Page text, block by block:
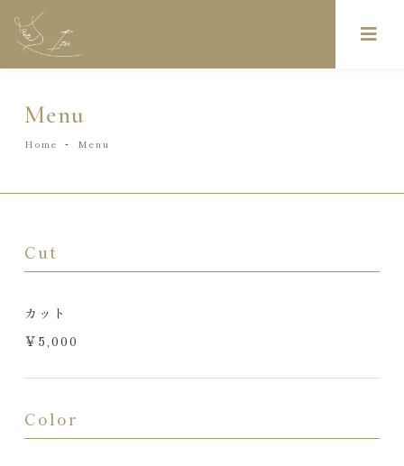
Menu
Home - Menu
Cut
カット
￥5,000
Color